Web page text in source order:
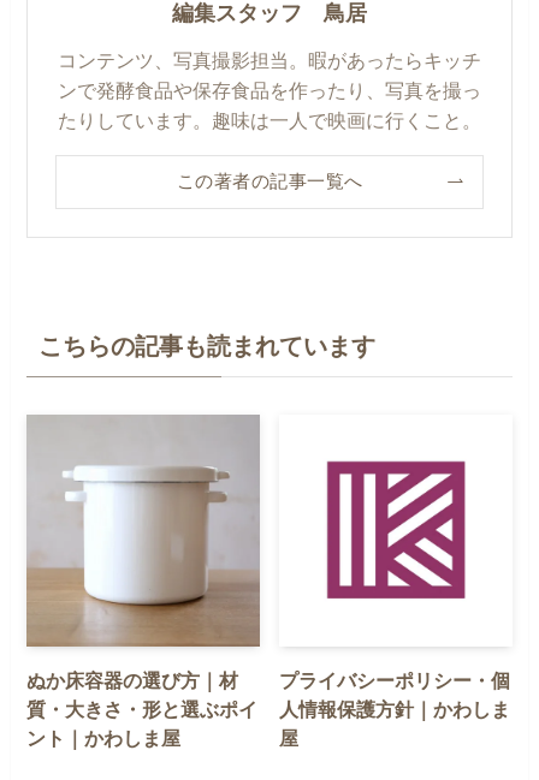
編集スタッフ 鳥居
コンテンツ、写真撮影担当。暇があったらキッチ
ンで発酵食品や保存食品を作ったり、写真を撮っ
たりしています。趣味は一人で映画に行くこと。
この著者の記事一覧へ
こちらの記事も読まれています
ぬか床容器の選び方｜材
質・大きさ・形と選ぶポイ
ント｜かわしま屋
プライバシーポリシー・個
人情報保護方針｜かわしま
屋